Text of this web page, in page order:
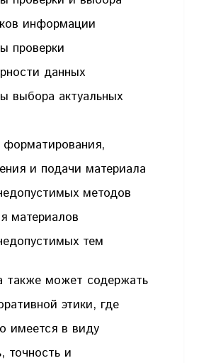
информации
проверки
данных
выбора актуальных
форматирования,
и подачи материала
методов
материалов
тем
также может содержать
этики, где
имеется в виду
точность и